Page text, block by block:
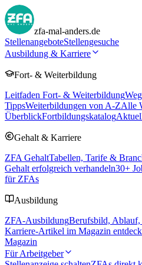
zfa-mal-anders.de
StellenangeboteStellengesuche
Ausbildung & Karriere
Fort- & Weiterbildung
Leitfaden Fort- & Weiterbildung
TippsWeiterbildungen von A-ZAlle
ÜberblickFortbildungskatalog
Gehalt & Karriere
ZFA GehaltTabellen, Tarife &
Gehalt erfolgreich verhandeln30+
für ZFAs
Ausbildung
ZFA-AusbildungBerufsbild,
Karriere-Artikel im Magazin
Magazin
Für Arbeitgeber